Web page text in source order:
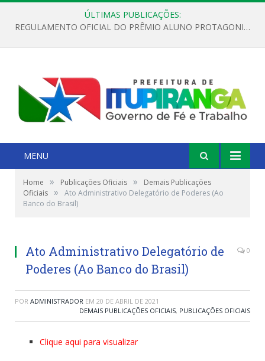
ÚLTIMAS PUBLICAÇÕES:
REGULAMENTO OFICIAL DO PRÊMIO ALUNO PROTAGONISTA – EDIÇÃO 2026
MENU
Home » Publicações Oficiais »
Demais Publicações
Oficiais »
Ato Administrativo Delegatório de Poderes (Ao
Banco do Brasil)
Ato Administrativo Delegatório de
Poderes (Ao Banco do Brasil)
0
POR ADMINISTRADOR EM 20 DE ABRIL DE 2021
DEMAIS PUBLICAÇÕES OFICIAIS, PUBLICAÇÕES OFICIAIS
Clique aqui para visualizar